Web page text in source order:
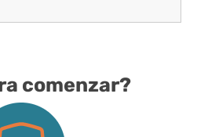
comenzar?